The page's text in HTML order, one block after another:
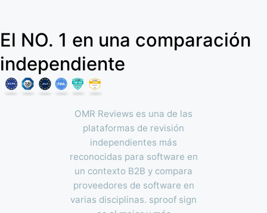
El NO. 1 en una comparación
independiente
OMR Reviews es una de las
plataformas de revisión
independientes más
reconocidas para software en
un contexto B2B y compara
proveedores de software en
varias disciplinas. sproof sign